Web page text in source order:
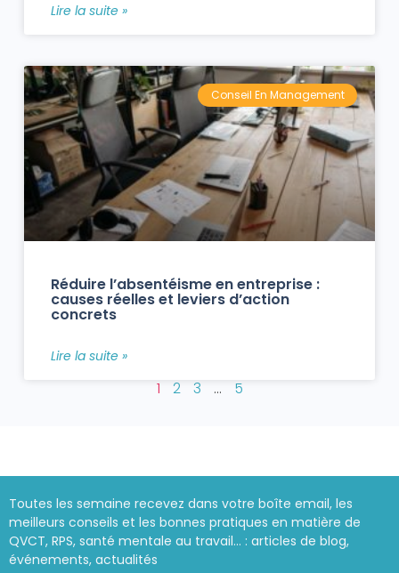
Lire la suite »
Conseil En Management
Réduire l’absentéisme en entreprise :
causes réelles et leviers d’action
concrets
Lire la suite »
1 2 3 … 5
Toutes les semaine recevez dans votre boîte email, les
meilleurs conseils et les bonnes pratiques en matière de
QVCT, RPS, santé mentale au travail… : articles de blog,
événements, actualités